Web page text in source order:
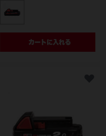
型番M18 HB3 JP
カートに入れる